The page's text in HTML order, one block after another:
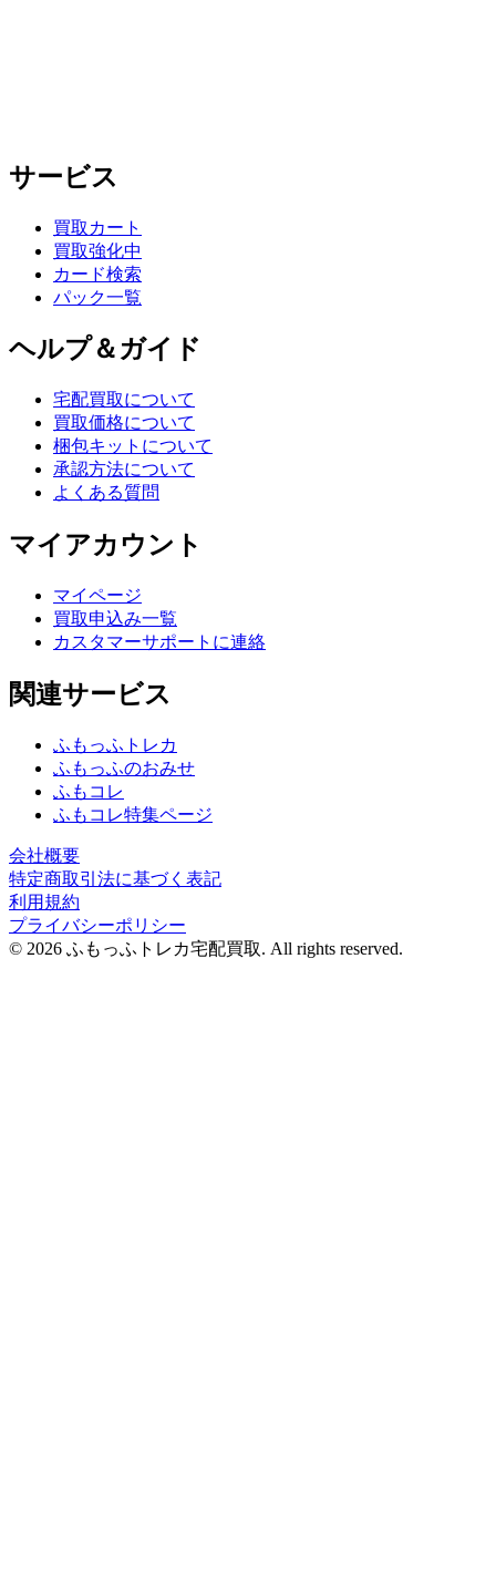
サービス
買取カート
買取強化中
カード検索
パック一覧
ヘルプ＆ガイド
宅配買取について
買取価格について
梱包キットについて
承認方法について
よくある質問
マイアカウント
マイページ
買取申込み一覧
カスタマーサポートに連絡
関連サービス
ふもっふトレカ
ふもっふのおみせ
ふもコレ
ふもコレ特集ページ
会社概要
特定商取引法に基づく表記
利用規約
プライバシーポリシー
© 2026 ふもっふトレカ宅配買取. All rights reserved.